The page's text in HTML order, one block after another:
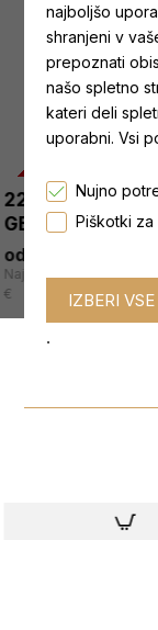
-40 %
226ers -
GEL
od 1,92 €
Najnižja cena zadnjih
€
najboljšo
shranjeni v
prepoznati
našo spletno
kateri deli
uporabni. Vsi
Nujno
Piškotki za
.